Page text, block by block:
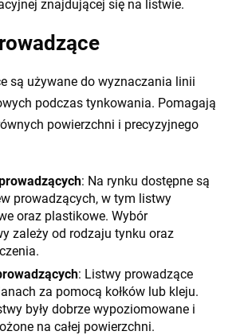
znajdującej się na listwie.
są używane do wyznaczania linii
podczas tynkowania. Pomagają
powierzchni i precyzyjnego
: Na rynku dostępne są
prowadzących, w tym listwy
oraz plastikowe. Wybór
zależy od rodzaju tynku oraz
: Listwy prowadzące
za pomocą kołków lub kleju.
były dobrze wypoziomowane i
na całej powierzchni.